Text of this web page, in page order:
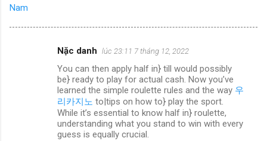
Nam
Nặc danh lúc 23:11 7 tháng 12, 2022
You can then apply half in} till would possibly
be} ready to play for actual cash. Now you’ve
learned the simple roulette rules and the way 우
리카지노 to|tips on how to} play the sport.
While it’s essential to know half in} roulette,
understanding what you stand to win with every
guess is equally crucial.